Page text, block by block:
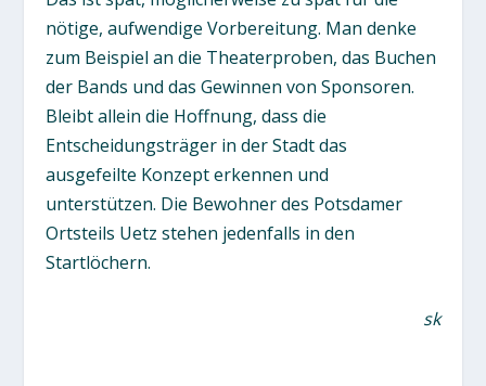
nötige, aufwendige Vorbereitung. Man denke
zum Beispiel an die Theaterproben, das Buchen
der Bands und das Gewinnen von Sponsoren.
Bleibt allein die Hoffnung, dass die
Entscheidungsträger in der Stadt das
ausgefeilte Konzept erkennen und
unterstützen. Die Bewohner des Potsdamer
Ortsteils Uetz stehen jedenfalls in den
Startlöchern.
sk